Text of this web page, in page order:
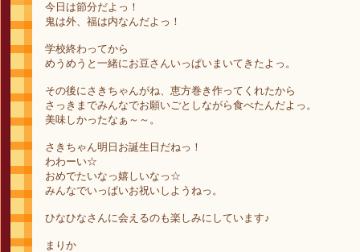
今日は節分だよっ！
鬼は外、福は内なんだよっ！
学校終わってから
めうめうと一緒にお豆さんいっぱいまいてきたよっ。
その後にさきちゃんがね、恵方巻き作ってくれたから
さっきまでみんなでお願いごとしながら食べたんだよっ。
美味しかったなぁ～～。
さきちゃん明日お誕生日だねっ！
わわーい☆
おめでたいなっ嬉しいなっ☆
みんなでいっぱいお祝いしようねっ。
ひなひなさんに会えるのも楽しみにしています♪
まりか